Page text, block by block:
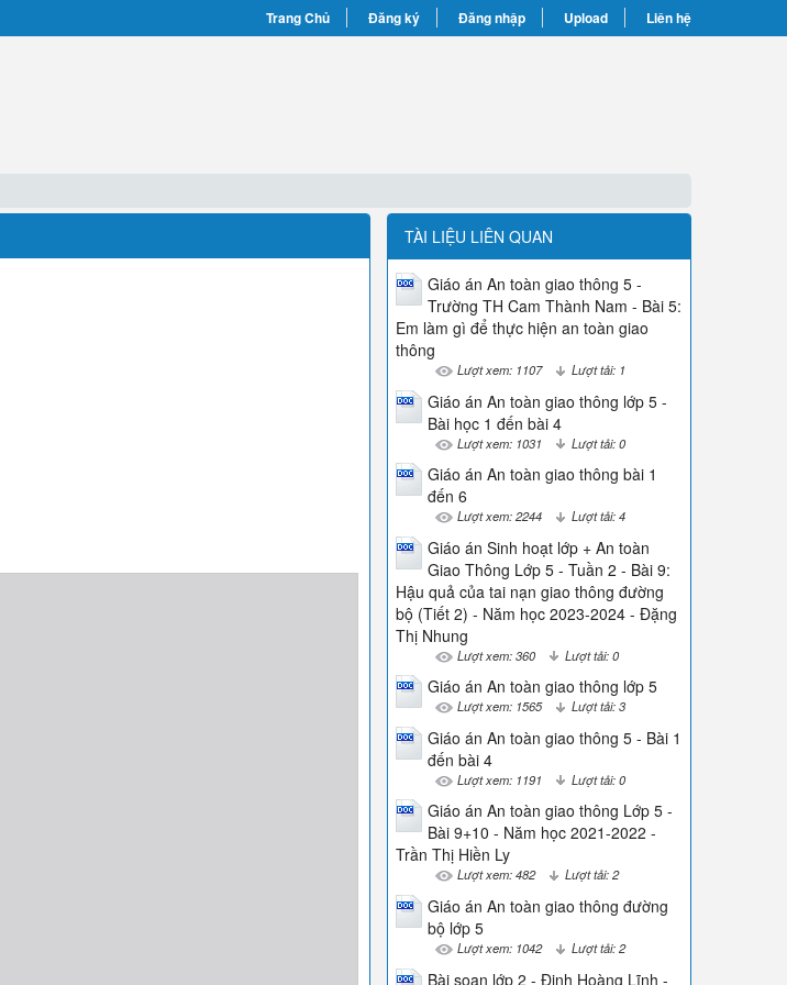
Trang Chủ Đăng ký Đăng nhập Upload Liên hệ
TÀI LIỆU LIÊN QUAN
Giáo án An toàn giao thông 5 -
Trường TH Cam Thành Nam - Bài 5:
Em làm gì để thực hiện an toàn giao
thông
Lượt xem: 1107 Lượt tải: 1
Giáo án An toàn giao thông lớp 5 -
Bài học 1 đến bài 4
Lượt xem: 1031 Lượt tải: 0
Giáo án An toàn giao thông bài 1
đến 6
Lượt xem: 2244 Lượt tải: 4
Giáo án Sinh hoạt lớp + An toàn
Giao Thông Lớp 5 - Tuần 2 - Bài 9:
Hậu quả của tai nạn giao thông đường
bộ (Tiết 2) - Năm học 2023-2024 - Đặng
Thị Nhung
Lượt xem: 360 Lượt tải: 0
Giáo án An toàn giao thông lớp 5
Lượt xem: 1565 Lượt tải: 3
Giáo án An toàn giao thông 5 - Bài 1
đến bài 4
Lượt xem: 1191 Lượt tải: 0
Giáo án An toàn giao thông Lớp 5 -
Bài 9+10 - Năm học 2021-2022 -
Trần Thị Hiền Ly
Lượt xem: 482 Lượt tải: 2
Giáo án An toàn giao thông đường
bộ lớp 5
Lượt xem: 1042 Lượt tải: 2
Bài soạn lớp 2 - Đinh Hoàng Lĩnh -